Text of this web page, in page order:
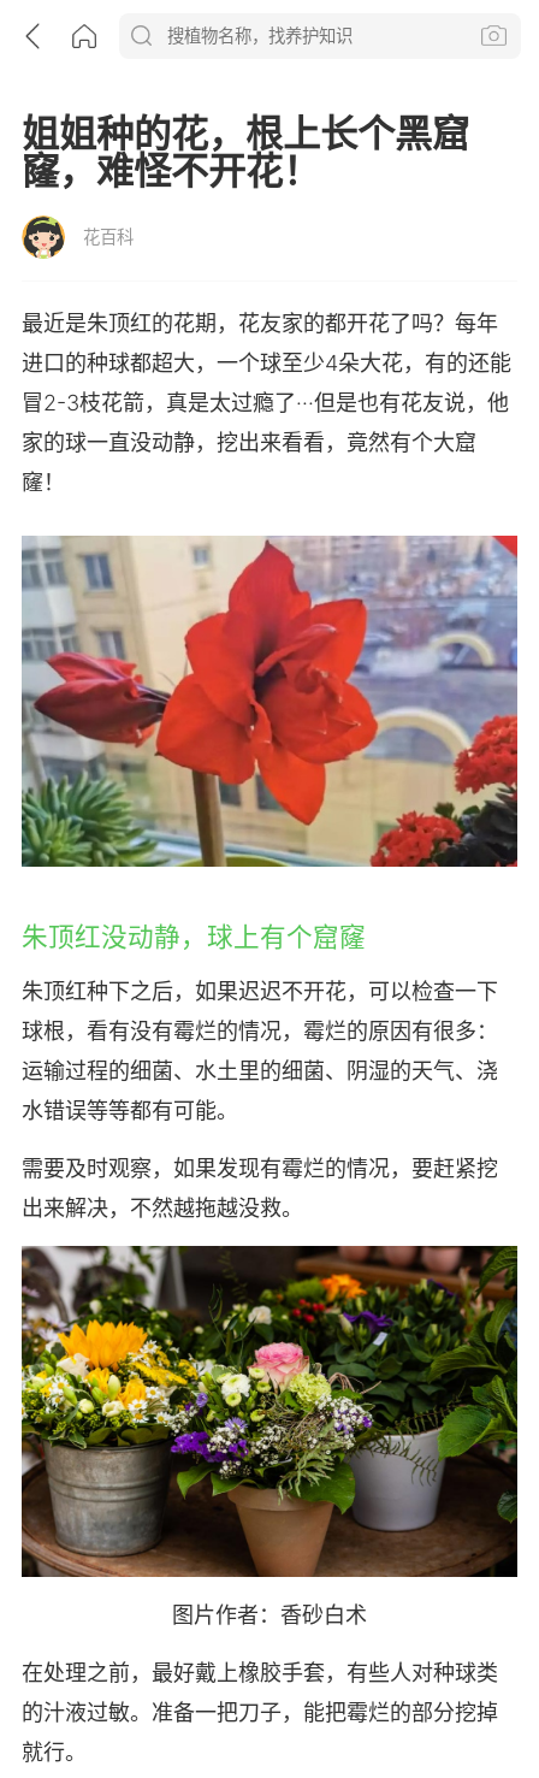
姐姐种的花，根上长个黑窟
窿，难怪不开花！
花百科
最近是朱顶红的花期，花友家的都开花了吗？每年
进口的种球都超大，一个球至少4朵大花，有的还能
冒2-3枝花箭，真是太过瘾了···但是也有花友说，他
家的球一直没动静，挖出来看看，竟然有个大窟
窿！
朱顶红没动静，球上有个窟窿
朱顶红种下之后，如果迟迟不开花，可以检查一下
球根，看有没有霉烂的情况，霉烂的原因有很多：
运输过程的细菌、水土里的细菌、阴湿的天气、浇
水错误等等都有可能。
需要及时观察，如果发现有霉烂的情况，要赶紧挖
出来解决，不然越拖越没救。
图片作者：香砂白术
在处理之前，最好戴上橡胶手套，有些人对种球类
的汁液过敏。准备一把刀子，能把霉烂的部分挖掉
就行。